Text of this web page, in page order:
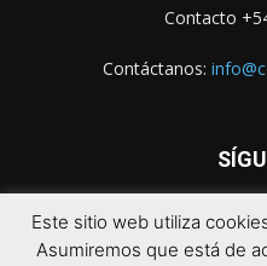
Contacto
Contáctanos:
Este sitio web utiliza
Asumiremos que está de